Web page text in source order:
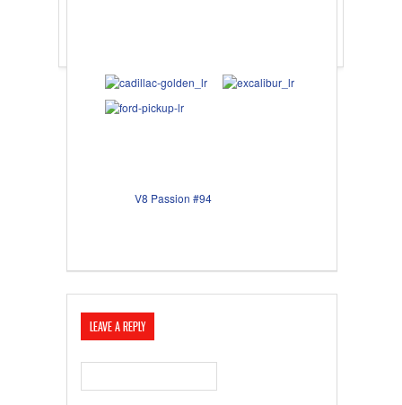
V8 Passion #94
LEAVE A REPLY